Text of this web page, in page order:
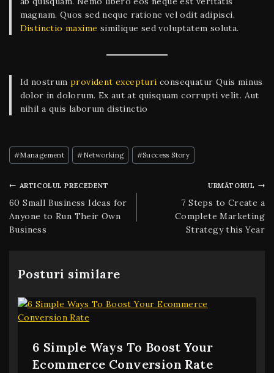
magnam. Quos sed neque ratione vel odit adipisci.
Distinctio maxime similique sed voluptatem soluta.
Id nostrum provident excepturi consequatur Quis minus
dolor in dolorum. Ex aut at quisquam corrupti velit. Aut
nihil a quis laborum distinctio
#Management #Networking #Success Story
ARTICOLUL PRECEDENT
60 Small Business Ideas for
Anyone to Run Their Own
Business
URMĂTORUL
7 Steps to Create a
Complete Marketing
Strategy this Year
Posturi similare
6 Simple Ways To Boost Your
Ecommerce Conversion Rate